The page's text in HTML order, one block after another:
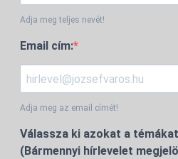
Adja meg teljes nevét!
Email cím:
Adja meg az email címét!
Válassza ki azokat a
(Bármennyi hírlevelet